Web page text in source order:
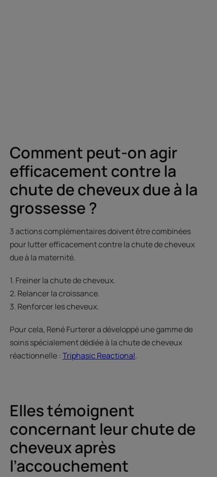
Comment peut-on agir
efficacement contre la
chute de cheveux due à la
grossesse ?
3 actions complémentaires doivent être combinées
pour lutter efficacement contre la chute de cheveux
due à la maternité.
1. Freiner la chute de cheveux.
2. Relancer la croissance.
3. Renforcer les cheveux.
Pour cela, René Furterer a développé une gamme de
soins spécialement dédiée à la chute de cheveux
réactionnelle : Triphasic Reactional.
Elles témoignent
concernant leur chute de
cheveux après
l’accouchement